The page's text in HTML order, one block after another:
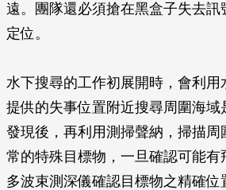
遠。團隊還必須搶在黑盒子失去訊
定位。
水下搜尋的工作初展開時，會利用
提供的失事位置附近搜尋周圍海域
發現後，再利用測掃聲納，掃描周
常的特殊目標物，一旦確認可能有
多波束測深儀確認目標物之精確位